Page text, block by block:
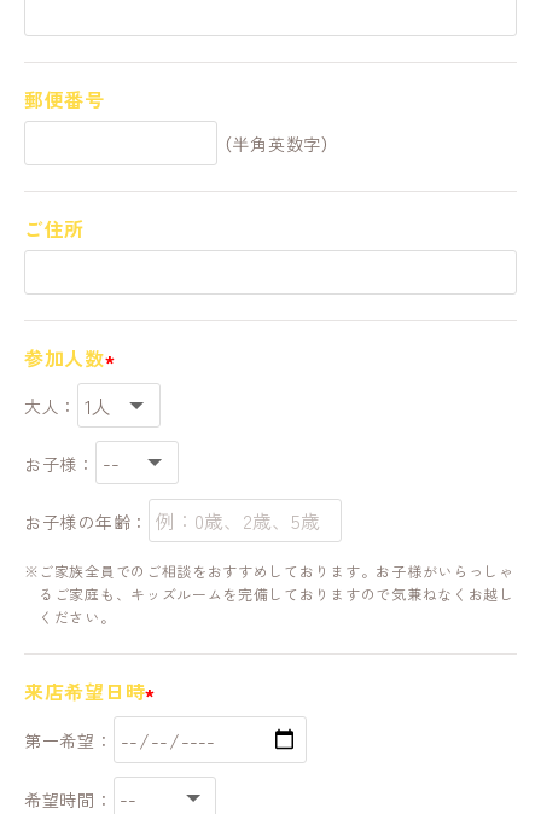
郵便番号
（半角英数字）
ご住所
参加人数
大人：
お子様：
お子様の年齢：
ご家族全員でのご相談をおすすめしております。お子様がいらっしゃ
るご家庭も、キッズルームを完備しておりますので気兼ねなくお越し
ください。
来店希望日時
第一希望：
希望時間：